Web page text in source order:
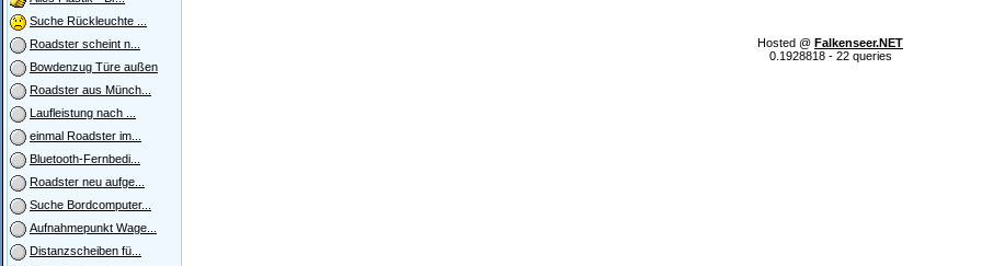
Suche Rückleuchte ...
Roadster scheint n...
Bowdenzug Türe außen
Roadster aus Münch...
Laufleistung nach ...
einmal Roadster im...
Bluetooth-Fernbedi...
Roadster neu aufge...
Suche Bordcomputer...
Aufnahmepunkt Wage...
Distanzscheiben fü...
Hosted @ Falkenseer.NET
0.1928818 - 22 queries